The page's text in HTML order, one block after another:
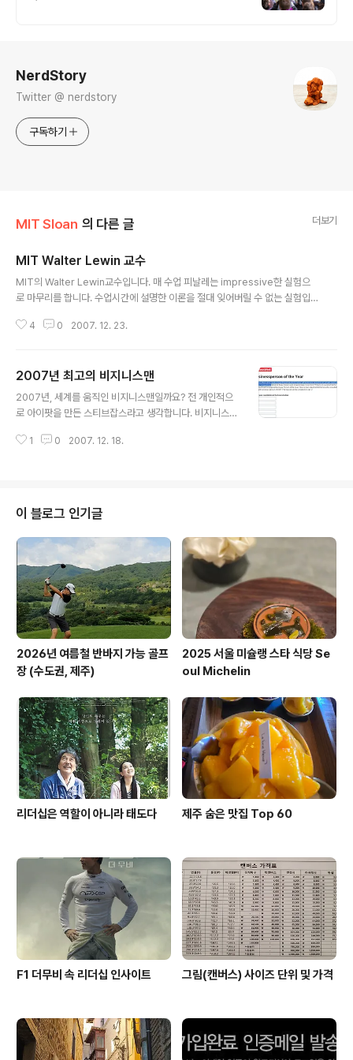
NerdStory
Twitter @ nerdstory
구독하기
MIT Sloan 의 다른 글 더보기
MIT Walter Lewin 교수
MIT의 Walter Lewin교수입니다. 매 수업 피날레는 impressive한 실험으
로 마무리를 합니다. 수업시간에 설명한 이론을 절대 잊어버릴 수 없는 실험입
매달리는 물리학과 교수. 정전기학을 강의할 때는 고양이 털로 학생을 '때리고',
이 담긴 MIT OCW가 NYT에 소개되면서 전 세계적인 인기를 얻고있지요. 온
몸을 던져 재미있고 쉽게 물리학을 가르치는 MIT의 저력을 또 한번 느낄수 있
습니다. The Wonders of Electricity and Magnetism
4 0 2007. 12. 23.
2007년 최고의 비지니스맨
2007년, 세계를 움직인 비지니스맨일까요? 전 개인적으
로 아이팟을 만든 스티브잡스라고 생각합니다. 비지니스위
Jobs, media mogul Rupert Murdoch, banker ext
1 0 2007. 12. 18.
이 블로그 인기글
2026년 여름철 반바지 가능 골프
장 (수도권, 제주)
2025 서울 미슐랭 스타 식당 Se
oul Michelin
리더십은 역할이 아니라 태도다 제주 숨은 맛집 Top 60
F1 더무비 속 리더십 인사이트 그림(캔버스) 사이즈 단위 및 가격